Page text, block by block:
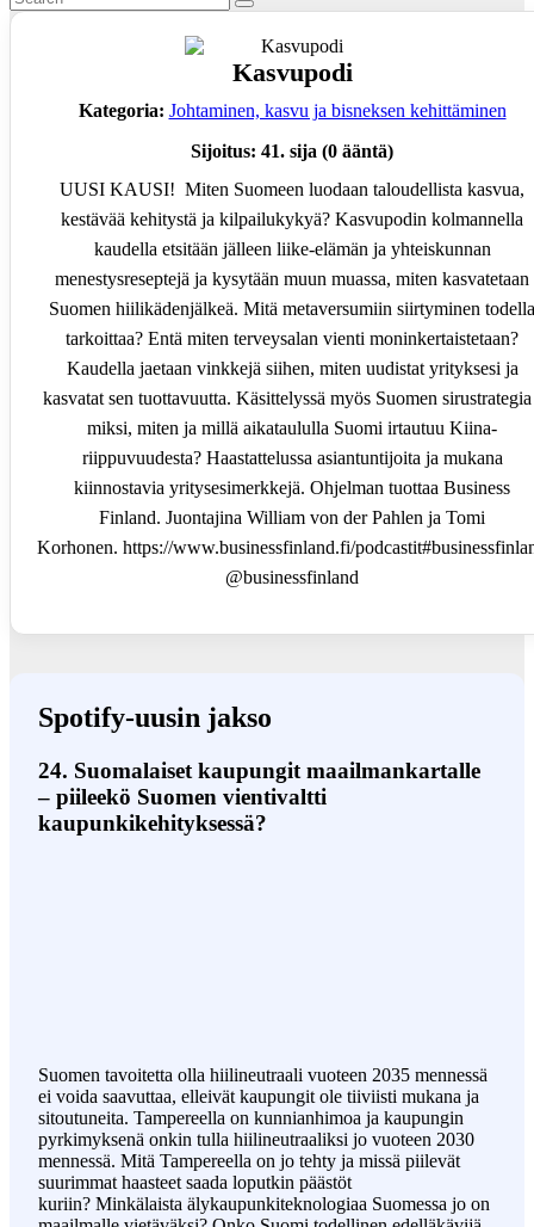
Kasvupodi
Kategoria: Johtaminen, kasvu ja bisneksen kehittäminen
Sijoitus: 41. sija (0 ääntä)
UUSI KAUSI! Miten Suomeen luodaan taloudellista kasvua,
kestävää kehitystä ja kilpailukykyä? Kasvupodin kolmannella
kaudella etsitään jälleen liike-elämän ja yhteiskunnan
menestysreseptejä ja kysytään muun muassa, miten kasvatetaan
Suomen hiilikädenjälkeä. Mitä metaversumiin siirtyminen todella
tarkoittaa? Entä miten terveysalan vienti moninkertaistetaan?
Kaudella jaetaan vinkkejä siihen, miten uudistat yrityksesi ja
kasvatat sen tuottavuutta. Käsittelyssä myös Suomen
miksi, miten ja millä aikataululla Suomi irtautuu Kiina-
riippuvuudesta? Haastattelussa asiantuntijoita ja mukana
kiinnostavia yritysesimerkkejä. Ohjelman tuottaa Business
Finland. Juontajina William von der Pahlen ja Tomi
Korhonen. https://www.businessfinland.fi/
@businessfinland
Spotify-uusin jakso
24. Suomalaiset kaupungit maailmankartalle
– piileekö Suomen vientivaltti
kaupunkikehityksessä?
Suomen tavoitetta olla hiilineutraali vuoteen 2035 mennessä
ei voida saavuttaa, elleivät kaupungit ole tiiviisti mukana ja
sitoutuneita. Tampereella on kunnianhimoa ja kaupungin
pyrkimyksenä onkin tulla hiilineutraaliksi jo vuoteen 2030
mennessä. Mitä Tampereella on jo tehty ja missä piilevät
suurimmat haasteet saada loputkin päästöt
kuriin? Minkälaista älykaupunkiteknologiaa Suomessa jo on